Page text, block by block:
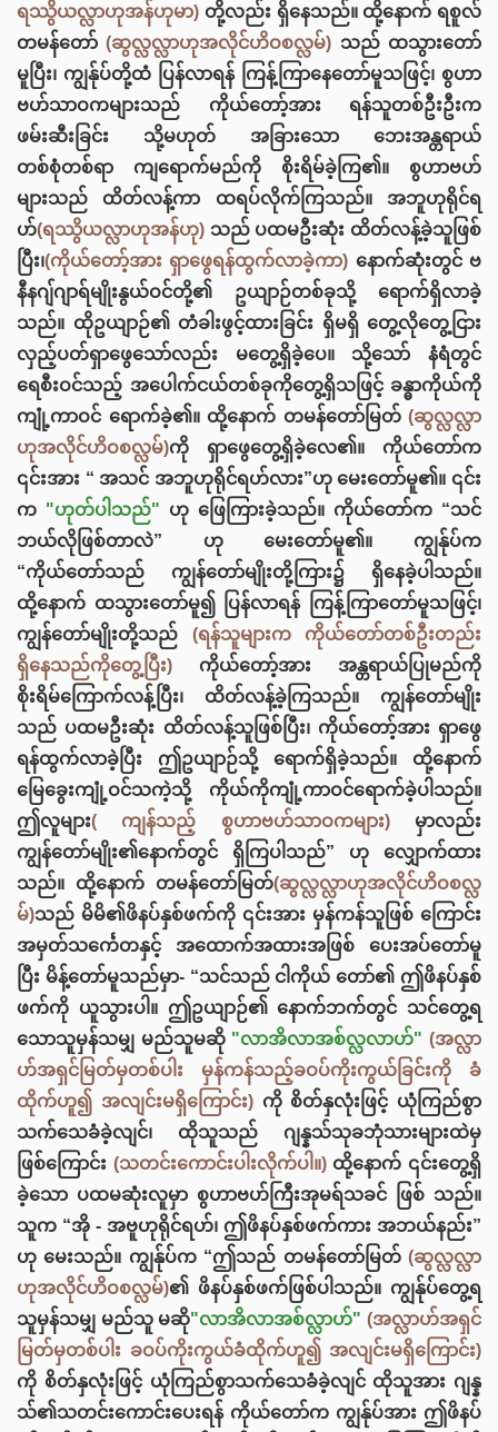
ရဿွိယလ္လာဟုအန်ဟုမာ) တို့လည်း ရှိနေသည်။ ထို့နောက် ရစူလ်
တမန်တော်(ဆွလ္လလ္လာဟုအလိုင်ဟိဝစလ္လမ်) သည် ထသွားတော်
မူပြီး၊ ကျွန်ုပ်တို့ထံ ပြန်လာရန် ကြန့်ကြာနေတော်မူသဖြင့်၊ စွဟာ
ဗဟ်သာဝကများသည် ကိုယ်တော့်အား ရန်သူတစ်ဦးဦးက
ဖမ်းဆီးခြင်း သို့မဟုတ် အခြားသော ဘေးအန္တရာယ်
တစ်စုံတစ်ရာ ကျရောက်မည်ကို စိုးရိမ်ခဲ့ကြ၏။ စွဟာဗဟ်
များသည် ထိတ်လန့်ကာ ထရပ်လိုက်ကြသည်။ အဘူဟုရိုင်ရ
ဟ်(ရဿွိယလ္လာဟုအန်ဟု) သည် ပထမဦးဆုံး ထိတ်လန့်ခဲ့သူဖြစ်
ပြီး၊(ကိုယ်တော့်အား ရှာဖွေရန်ထွက်လာခဲ့ကာ) နောက်ဆုံးတွင် ဗ
နီနဂျ်ဂျာရ်မျိုးနွယ်ဝင်တို့၏ ဥယျာဉ်တစ်ခုသို့ ရောက်ရှိလာခဲ့
သည်။ ထိုဥယျာဉ်၏ တံခါးဖွင့်ထားခြင်း ရှိမရှိ တွေ့လိုတွေ့ငြား
လှည့်ပတ်ရှာဖွေသော်လည်း မတွေ့ရှိခဲ့ပေ။ သို့သော် နံရံတွင်
ရေစီးဝင်သည့် အပေါက်ငယ်တစ်ခုကိုတွေ့ရှိသဖြင့် ခန္ဓာကိုယ်ကို
ကျုံ့ကာဝင် ရောက်ခဲ့၏။ ထို့နောက် တမန်တော်မြတ် (ဆွလ္လလ္လာ
ဟုအလိုင်ဟိဝစလ္လမ်)ကို ရှာဖွေတွေ့ရှိခဲ့လေ၏။ ကိုယ်တော်က
၎င်းအား “ အသင် အဘူဟုရိုင်ရဟ်လား”ဟု မေးတော်မူ၏။ ၎င်း
က "ဟုတ်ပါသည်" ဟု ဖြေကြားခဲ့သည်။ ကိုယ်တော်က “သင်
ဘယ်လိုဖြစ်တာလဲ” ဟု မေးတော်မူ၏။ ကျွန်ုပ်က
“ကိုယ်‌တော်သည် ကျွန်တော်မျိုးတို့ကြား၌ ရှိနေခဲ့ပါသည်။
ထို့နောက် ထသွားတော်မူ၍ ပြန်လာရန် ကြန့်ကြာတော်မူသဖြင့်၊
ကျွန်တော်မျိုးတို့သည် (ရန်သူများက ကိုယ်တော်တစ်ဦးတည်း
ရှိ‌နေသည်ကိုတွေ့ပြီး) ကိုယ်တော့်အား အန္တရာယ်ပြုမည်ကို
စိုးရိမ်ကြောက်လန့်ပြီး၊ ထိတ်လန့်ခဲ့ကြသည်။ ကျွန်တော်မျိုး
သည် ပထမဦးဆုံး ထိတ်လန့်သူဖြစ်ပြီး၊ ကိုယ်တော့်အား ရှာဖွေ
ရန်ထွက်လာခဲ့ပြီး ဤဥယျာဉ်သို့ ရောက်ရှိခဲ့သည်။ ထို့နောက်
မြေခွေးကျုံ့ဝင်သကဲ့သို့ ကိုယ်ကိုကျုံ့ကာဝင်ရောက်ခဲ့ပါသည်။
ဤလူများ( ကျန်သည့် စွဟာဗဟ်သာဝကများ)မှာလည်း
ကျွန်တော်မျိုး၏နောက်တွင် ရှိကြပါသည်” ဟု လျှောက်ထား
သည်။ ထို့နောက် တမန်တော်မြတ်(ဆွလ္လလ္လာဟုအလိုင်ဟိဝစလ္လ
မ်)သည် မိမိ၏ဖိနပ်နှစ်ဖက်ကို ၎င်းအား မှန်ကန်သူဖြစ် ကြောင်း
အမှတ်သင်္ကေတနှင့် အထောက်အထားအဖြစ် ပေးအပ်တော်မူ
ပြီး မိန့်တော်မူသည်မှာ- “သင်သည် ငါကိုယ် တော်၏ ဤဖိနပ်နှစ်
ဖက်ကို ယူသွားပါ။ ဤဥယျာဉ်၏ နောက်ဘက်တွင် သင်တွေ့ရ
သောသူမှန်သမျှ မည်သူမဆို "လာအိလာအစ်လ္လလာဟ်" (အလ္လာ
ဟ်အရှင်မြတ်မှတစ်ပါး မှန်ကန်သည့်ခဝပ်ကိုးကွယ်ခြင်းကို ခံ
ထိုက်ဟူ၍ အလျင်းမရှိကြောင်း)ကို စိတ်နှလုံးဖြင့် ယုံကြည်စွာ
သက်သေခံခဲ့လျင်၊ ထိုသူသည် ဂျန္နသ်သုခဘုံသားများထဲမှ
ဖြစ်ကြောင်း (သတင်းကောင်းပါးလိုက်ပါ။)ထို့နောက် ၎င်းတွေ့ရှိ
ခဲ့သော ပထမဆုံးလူမှာ စွဟာဗဟ်ကြီးအုမရ်သခင် ဖြစ် သည်။
သူက “အို - အဗူဟုရိုင်ရဟ်၊ ဤဖိနပ်နှစ်ဖက်ကား အဘယ်နည်း”
ဟု မေးသည်။ ကျွန်ုပ်က “ဤသည် တမန်တော်မြတ် (ဆွလ္လလ္လာ
ဟုအလိုင်ဟိဝစလ္လမ်)၏ ဖိနပ်နှစ်ဖက်ဖြစ်ပါသည်။ ကျွန်ုပ်တွေ့ရ
သူမှန်သမျှ မည်သူ မဆို"လာအိလာအစ်လ္လာဟ်" (အလ္လာဟ်အရှင်
မြတ်မှတစ်ပါး ခဝပ်ကိုးကွယ်ခံထိုက်ဟူ၍ အလျင်းမရှိကြောင်း)
ကို စိတ်နှလုံးဖြင့် ယုံကြည်စွာသက်သေခံခဲ့လျင် ထိုသူအား ဂျန္န
သ်၏သတင်းကောင်းပေးရန် ကိုယ်တော်က ကျွန်ုပ်အား ဤဖိနပ်